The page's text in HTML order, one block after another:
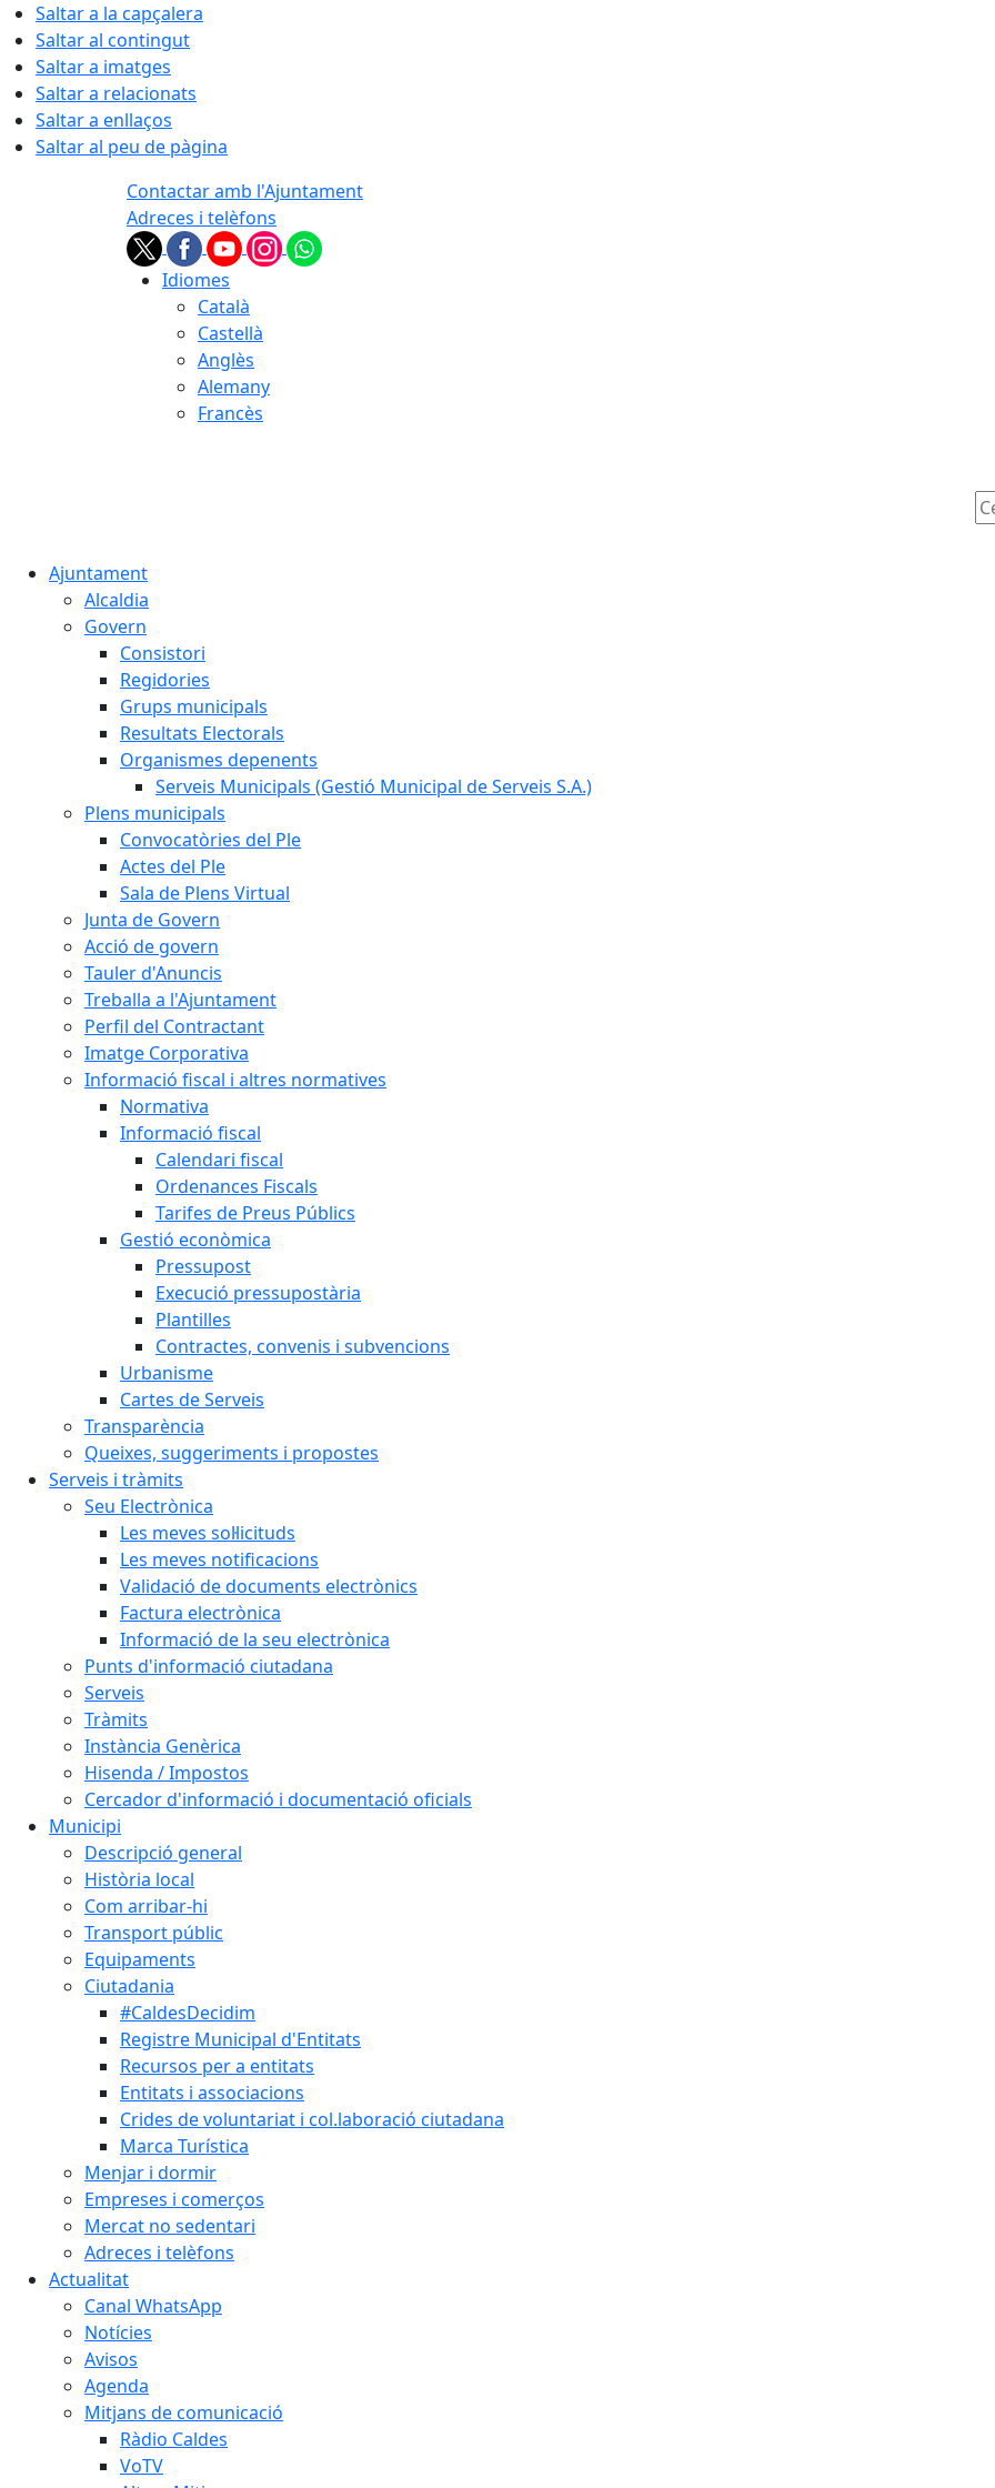
Saltar a la capçalera
Saltar al contingut
Saltar a imatges
Saltar a relacionats
Saltar a enllaços
Saltar al peu de pàgina
Contactar amb l'Ajuntament
Adreces i telèfons
Idiomes
Català
Castellà
Anglès
Alemany
Francès
Ajuntament
Alcaldia
Govern
Consistori
Regidories
Grups municipals
Resultats Electorals
Organismes depenents
Serveis Municipals (Gestió Municipal de Serveis S.A.)
Plens municipals
Convocatòries del Ple
Actes del Ple
Sala de Plens Virtual
Junta de Govern
Acció de govern
Tauler d'Anuncis
Treballa a l'Ajuntament
Perfil del Contractant
Imatge Corporativa
Informació fiscal i altres normatives
Normativa
Informació fiscal
Calendari fiscal
Ordenances Fiscals
Tarifes de Preus Públics
Gestió econòmica
Pressupost
Execució pressupostària
Plantilles
Contractes, convenis i subvencions
Urbanisme
Cartes de Serveis
Transparència
Queixes, suggeriments i propostes
Serveis i tràmits
Seu Electrònica
Les meves sol·licituds
Les meves notificacions
Validació de documents electrònics
Factura electrònica
Informació de la seu electrònica
Punts d'informació ciutadana
Serveis
Tràmits
Instància Genèrica
Hisenda / Impostos
Cercador d'informació i documentació oficials
Municipi
Descripció general
Història local
Com arribar-hi
Transport públic
Equipaments
Ciutadania
#CaldesDecidim
Registre Municipal d'Entitats
Recursos per a entitats
Entitats i associacions
Crides de voluntariat i col.laboració ciutadana
Marca Turística
Menjar i dormir
Empreses i comerços
Mercat no sedentari
Adreces i telèfons
Actualitat
Canal WhatsApp
Notícies
Avisos
Agenda
Mitjans de comunicació
Ràdio Caldes
VoTV